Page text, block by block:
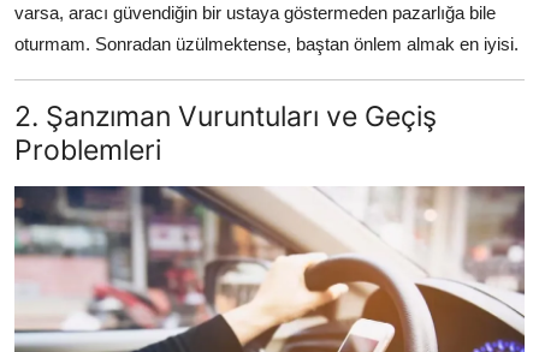
varsa, aracı güvendiğin bir ustaya göstermeden pazarlığa bile
oturmam. Sonradan üzülmektense, baştan önlem almak en iyisi.
2. Şanzıman Vuruntuları ve Geçiş
Problemleri